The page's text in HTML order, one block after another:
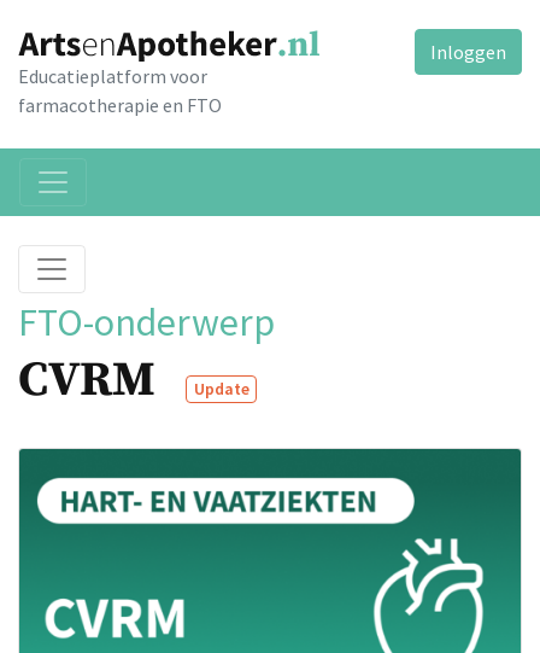
Educatieplatform voor
farmacotherapie en FTO
Inloggen
FTO-onderwerp
CVRM Update